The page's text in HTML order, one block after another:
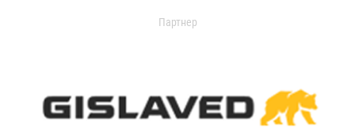
Партнер